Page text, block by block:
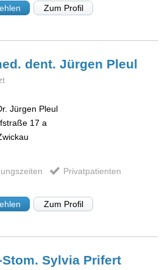
Zum Profil
dent. Jürgen Pleul
Jürgen Pleul
17 a
Privatpatienten
Zum Profil
Stom. Sylvia Prifert